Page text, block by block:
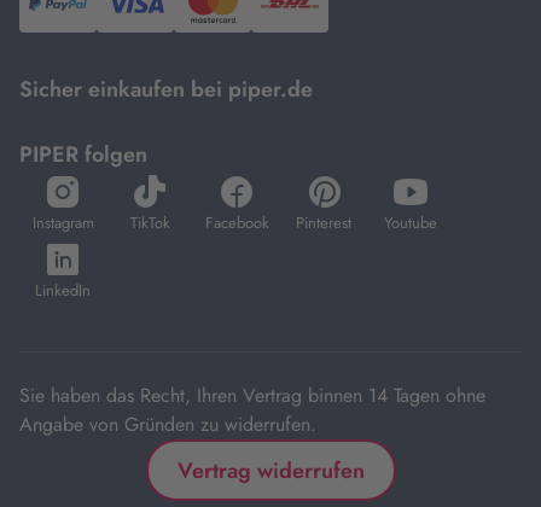
PayPal,Visa
und
DHL.
Sicher einkaufen bei piper.de
PIPER folgen
Instagram
öffnet
in
neuem
Tab
TikTok
öffnet
in
Facebook
öffnet
in
Pinterest
öffnet
in
Youtube
öffnet
in
LinkedIn
öffnet
in
Sie haben das Recht, Ihren Vertrag binnen 14 Tagen ohne
Angabe von Gründen zu widerrufen.
Vertrag widerrufen